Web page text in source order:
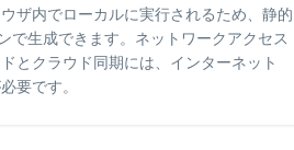
ザ内でローカルに実行されるため、静的
で生成できます。ネットワークアクセス
とクラウド同期には、インターネット
要です。